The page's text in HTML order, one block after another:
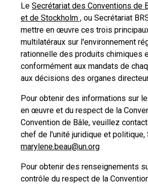
Le Secrétariat des Conventions de
et de Stockholm , ou Secrétariat
mettre en œuvre ces trois
multilatéraux sur l'environnement
rationnelle des produits chimiques
conformément aux mandats de
aux décisions des organes
Pour obtenir des informations sur
en œuvre et du respect de la
Convention de Bâle, veuillez
chef de l'unité juridique et politique,
marylene.beau@un.org
Pour obtenir des renseignements
contrôle du respect de la